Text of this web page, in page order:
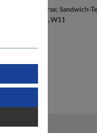
Spitze und Ferse;
Gr.38-48, W11